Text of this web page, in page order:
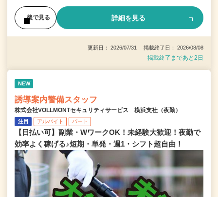
後で見る 詳細を見る
更新日： 2026/07/31 掲載終了日： 2026/08/08
掲載終了まであと2日
NEW
誘導案内警備スタッフ
株式会社VOLLMONTセキュリティサービス 横浜支社（夜勤）
注目 アルバイト パート
【日払い可】副業・WワークOK！未経験大歓迎！夜勤で
効率よく稼げる♪短期・単発・週1・シフト超自由！